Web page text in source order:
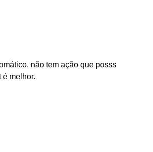
não tem ação que posss
é melhor.